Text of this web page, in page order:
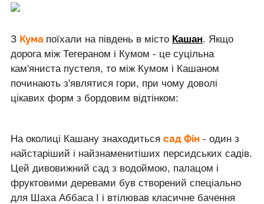
З Кума поїхали на південь в місто Кашан. Якщо
дорога між Тегераном і Кумом - це суцільна
кам'яниста пустеля, то між Кумом і Кашаном
починають з'являтися гори, при чому доволі
цікавих форм з бордовим відтінком:
На околиці Кашану знаходиться сад Фін - один з
найстаріший і найзнаменитіших персидських садів.
Цей дивовижний сад з водоймою, палацом і
фруктовими деревами був створений спеціально
для Шаха Аббаса I і втілював класичне бачення